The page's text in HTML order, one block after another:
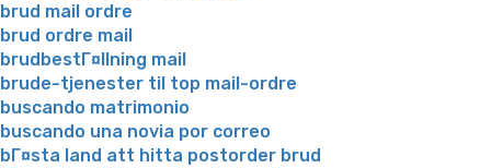
brud mail ordre
brud ordre mail
brudbestГ¤llning mail
brude-tjenester til top mail-ordre
buscando matrimonio
buscando una novia por correo
bГ¤sta land att hitta postorder brud